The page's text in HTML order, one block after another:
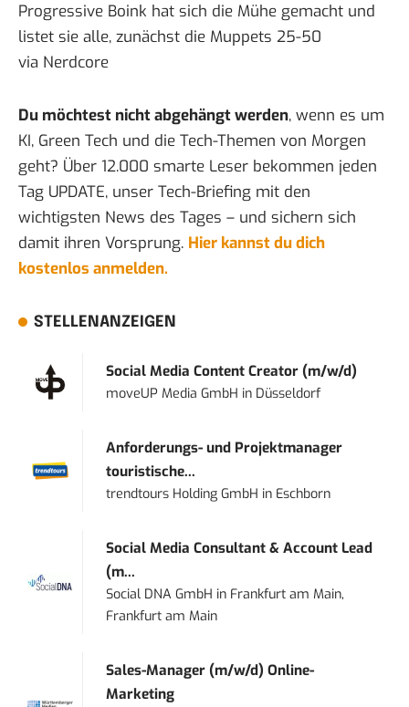
Progressive Boink hat sich die Mühe gemacht und
listet sie alle, zunächst die Muppets 25-50
via Nerdcore
Du möchtest nicht abgehängt werden, wenn es um
KI, Green Tech und die Tech-Themen von Morgen
geht? Über 12.000 smarte Leser bekommen jeden
Tag UPDATE, unser Tech-Briefing mit den
wichtigsten News des Tages – und sichern sich
damit ihren Vorsprung. Hier kannst du dich
kostenlos anmelden.
STELLENANZEIGEN
Social Media Content Creator (m/w/d)
moveUP Media GmbH in Düsseldorf
Anforderungs- und Projektmanager
touristische...
trendtours Holding GmbH in Eschborn
Social Media Consultant & Account Lead
(m...
Social DNA GmbH in Frankfurt am Main,
Frankfurt am Main
Sales-Manager (m/w/d) Online-
Marketing